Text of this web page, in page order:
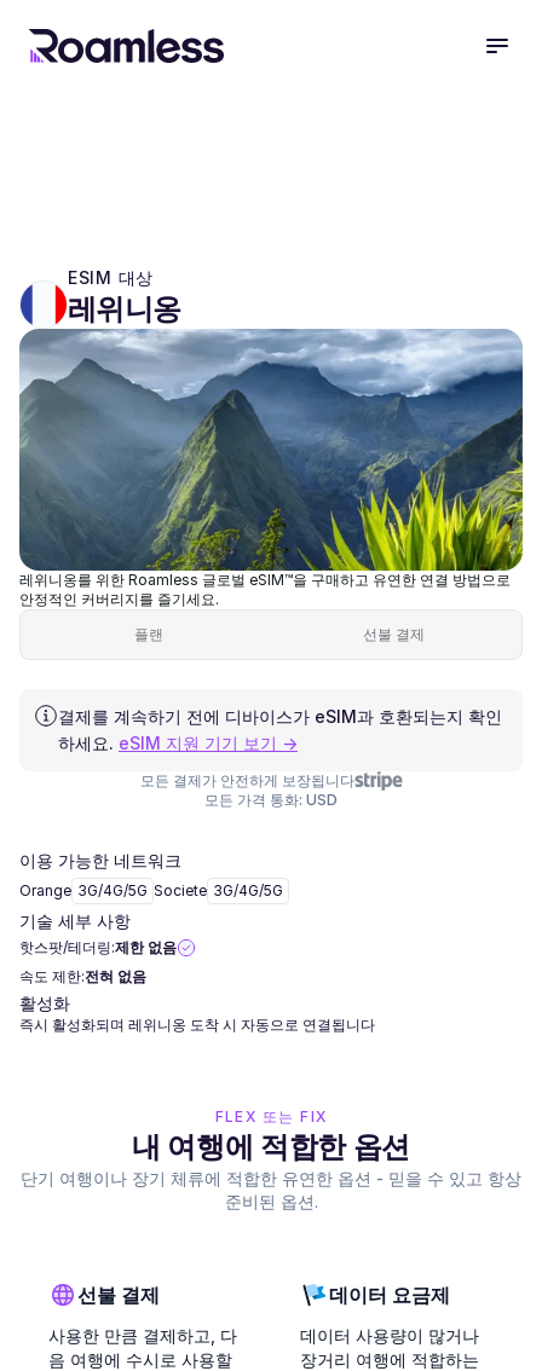
ESIM 대상
레위니옹
레위니옹를 위한 Roamless 글로벌 eSIM™을 구매하고 유연한 연결 방법으로
안정적인 커버리지를 즐기세요.
플랜
선불 결제
결제를 계속하기 전에 디바이스가 eSIM과 호환되는지 확인
하세요. eSIM 지원 기기 보기 →
모든 결제가 안전하게 보장됩니다
모든 가격 통화: USD
이용 가능한 네트워크
Orange 3G/4G/5G Societe 3G/4G/5G
기술 세부 사항
핫스팟/테더링:제한 없음
속도 제한:전혀 없음
활성화
즉시 활성화되며 레위니옹 도착 시 자동으로 연결됩니다
FLEX 또는 FIX
내 여행에 적합한 옵션
단기 여행이나 장기 체류에 적합한 유연한 옵션 - 믿을 수 있고 항상
준비된 옵션.
선불 결제
사용한 만큼 결제하고, 다
음 여행에 수시로 사용할
데이터 요금제
데이터 사용량이 많거나
장거리 여행에 적합하는